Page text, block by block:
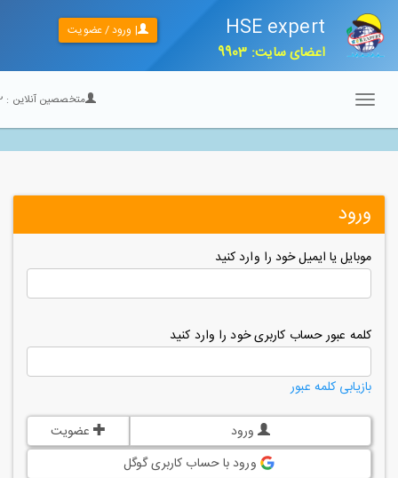
HSE expert
اعضای سایت: 9903
| ورود / عضویت
متخصصین آنلاین :22
Toggle
navigation
ورود
موبایل یا ایمیل خود را وارد کنید
کلمه عبور حساب کاربری خود را وارد کنید
بازیابی کلمه عبور
عضویت
ورود
ورود با حساب کاربری گوگل